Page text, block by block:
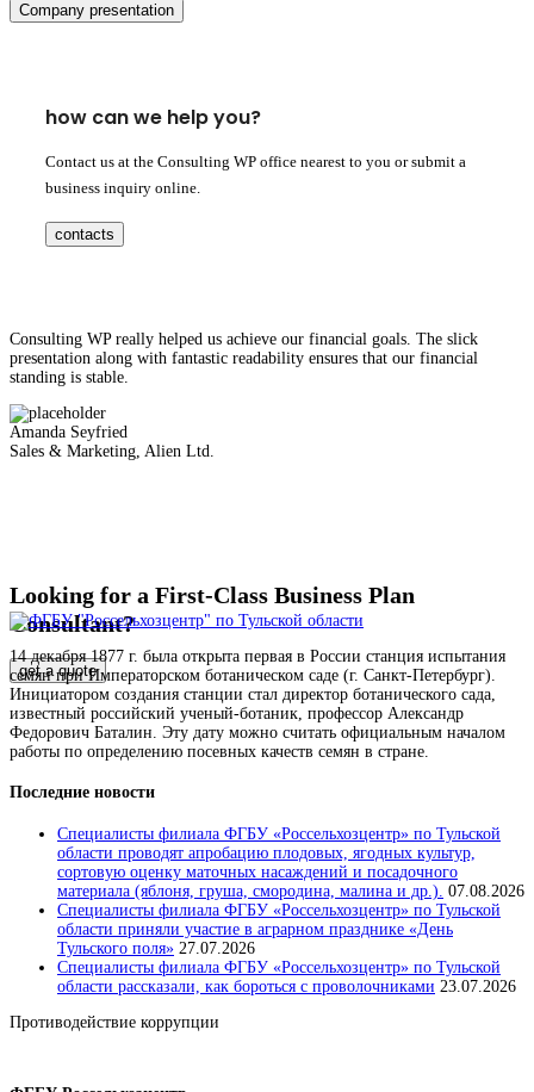
Company presentation
how can we help you?
Contact us at the Consulting WP office nearest to you or submit a
business inquiry online.
contacts
Consulting WP really helped us achieve our financial goals. The slick
presentation along with fantastic readability ensures that our financial
standing is stable.
Amanda Seyfried
Sales & Marketing, Alien Ltd.
Looking for a First-Class Business Plan
Consultant?
get a quote
14 декабря 1877 г. была открыта первая в России станция испытания
семян при Императорском ботаническом саде (г. Санкт-Петербург).
Инициатором создания станции стал директор ботанического сада,
известный российский ученый-ботаник, профессор Александр
Федорович Баталин. Эту дату можно считать официальным началом
работы по определению посевных качеств семян в стране.
Последние новости
Специалисты филиала ФГБУ «Россельхозцентр» по Тульской
области проводят апробацию плодовых, ягодных культур,
сортовую оценку маточных насаждений и посадочного
материала (яблоня, груша, смородина, малина и др.). 07.08.2026
Специалисты филиала ФГБУ «Россельхозцентр» по Тульской
области приняли участие в аграрном празднике «День
Тульского поля» 27.07.2026
Специалисты филиала ФГБУ «Россельхозцентр» по Тульской
области рассказали, как бороться с проволочниками 23.07.2026
Противодействие коррупции